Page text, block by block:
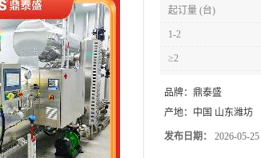
起订量 (台)
1-2
≥2
品牌： 鼎泰盛
产地： 中国 山东潍坊
发布日期： 2026-05-25